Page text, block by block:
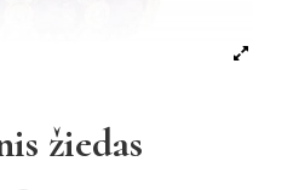
žiedas